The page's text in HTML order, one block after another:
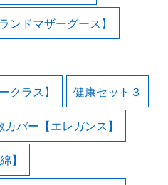
ンドマザーグース】
クラス】 健康セット３
カバー【エレガンス】
】